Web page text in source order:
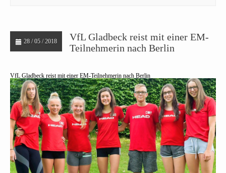
28 / 05 / 2018
VfL Gladbeck reist mit einer EM-
Teilnehmerin nach Berlin
VfL Gladbeck reist mit einer EM-Teilnehmerin nach Berlin